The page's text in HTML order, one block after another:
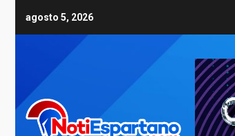
agosto 5, 2026